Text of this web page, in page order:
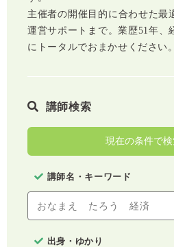
主催者の開催目的に合わせた最
運営サポートまで。業歴51年、
にトータルでおまかせください。
講師検索
現在の条件で検
講師名・キーワード
出身・ゆかり